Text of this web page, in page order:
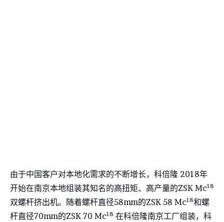
由于中国客户对本地化需求的不断增长，科倍隆 2018年
开始在南京本地组装其知名的高扭矩、高产量的ZSK Mc18
双螺杆挤出机。随着螺杆直径58mm的ZSK 58 Mc18和螺
杆直径70mm的ZSK 70 Mc18 在科倍隆南京工厂组装，科